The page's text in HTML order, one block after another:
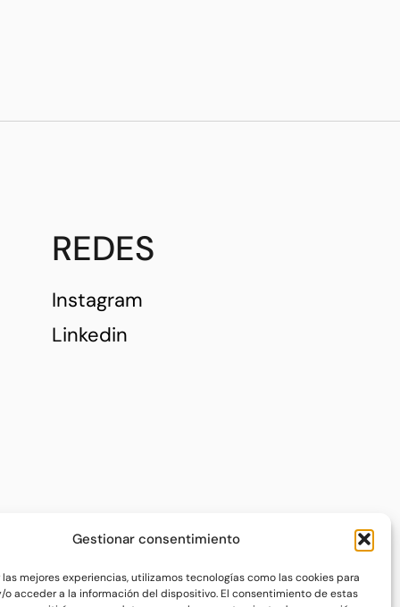
Gestionar consentimiento
las mejores experiencias, utilizamos tecnologías como las cookies para
o acceder a la información del dispositivo. El consentimiento de estas
REDES
Instagram
Linkedin